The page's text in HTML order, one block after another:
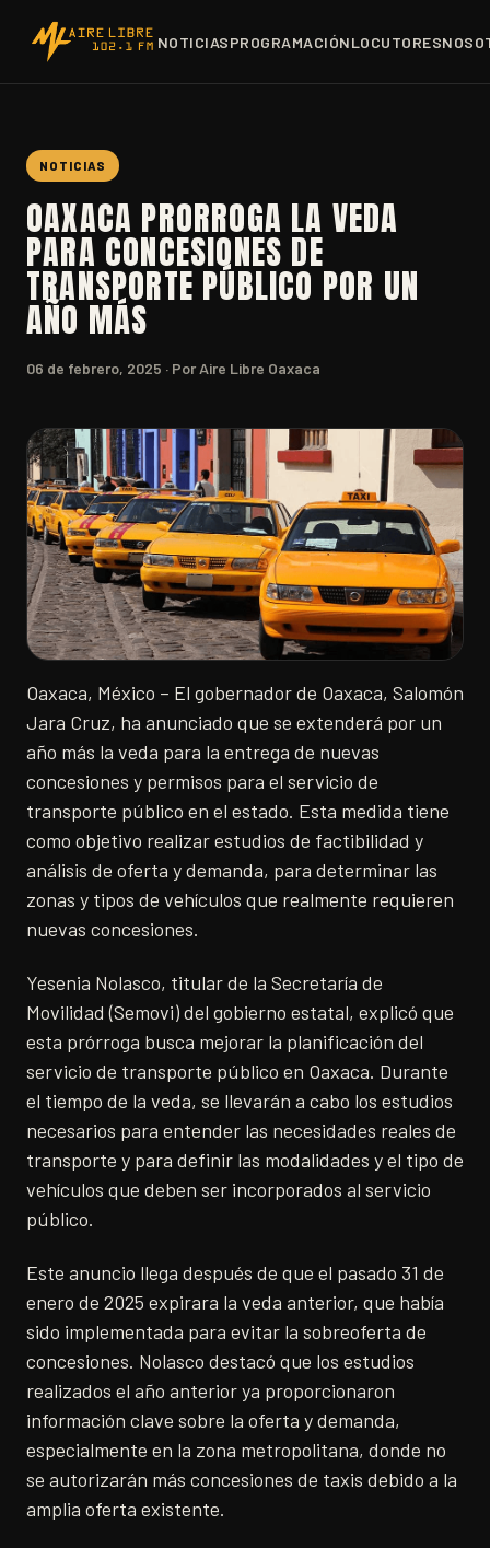
NOTICIASPROGRAMACIÓNLOCUTORES
NOTICIAS
OAXACA PRORROGA LA VEDA
PARA CONCESIONES DE
TRANSPORTE PÚBLICO POR UN
AÑO MÁS
06 de febrero, 2025 · Por Aire Libre Oaxaca
Oaxaca, México – El gobernador de Oaxaca, Salomón
Jara Cruz, ha anunciado que se extenderá por un
año más la veda para la entrega de nuevas
concesiones y permisos para el servicio de
transporte público en el estado. Esta medida tiene
como objetivo realizar estudios de factibilidad y
análisis de oferta y demanda, para determinar las
zonas y tipos de vehículos que realmente requieren
nuevas concesiones.
Yesenia Nolasco, titular de la Secretaría de
Movilidad (Semovi) del gobierno estatal, explicó que
esta prórroga busca mejorar la planificación del
servicio de transporte público en Oaxaca. Durante
el tiempo de la veda, se llevarán a cabo los estudios
necesarios para entender las necesidades reales de
transporte y para definir las modalidades y el tipo de
vehículos que deben ser incorporados al servicio
público.
Este anuncio llega después de que el pasado 31 de
enero de 2025 expirara la veda anterior, que había
sido implementada para evitar la sobreoferta de
concesiones. Nolasco destacó que los estudios
realizados el año anterior ya proporcionaron
información clave sobre la oferta y demanda,
especialmente en la zona metropolitana, donde no
se autorizarán más concesiones de taxis debido a la
amplia oferta existente.